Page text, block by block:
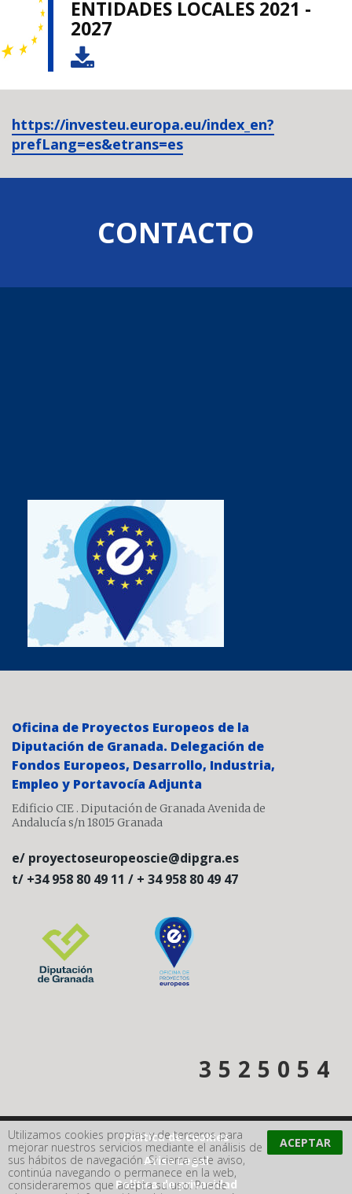
ENTIDADES LOCALES 2021 -
2027
https://investeu.europa.eu/index_en?
prefLang=es&etrans=es
CONTACTO
Oficina de Proyectos Europeos de la
Diputación de Granada. Delegación de
Fondos Europeos, Desarrollo, Industria,
Empleo y Portavocía Adjunta
Edificio CIE . Diputación de Granada Avenida de
Andalucía s/n 18015 Granada
e/ proyectoseuropeoscie@dipgra.es
t/ +34 958 80 49 11 / + 34 958 80 49 47
3 5 2 5 0 5 4
Política de cookies
Aviso Legal
Política de privacidad
Utilizamos cookies propias y de terceros para
mejorar nuestros servicios mediante el análisis de
sus hábitos de navegación. Si cierra este aviso,
continúa navegando o permanece en la web,
consideraremos que acepta su uso. Puede